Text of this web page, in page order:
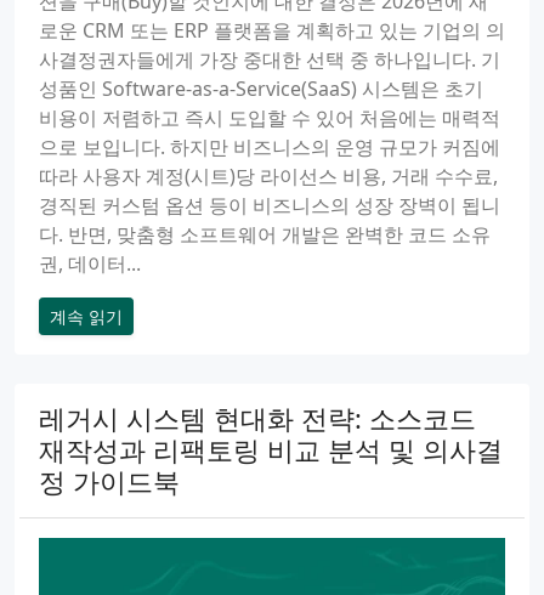
로운 CRM 또는 ERP 플랫폼을 계획하고 있는 기업의 의
사결정권자들에게 가장 중대한 선택 중 하나입니다. 기
성품인 Software-as-a-Service(SaaS) 시스템은 초기
비용이 저렴하고 즉시 도입할 수 있어 처음에는 매력적
으로 보입니다. 하지만 비즈니스의 운영 규모가 커짐에
따라 사용자 계정(시트)당 라이선스 비용, 거래 수수료,
경직된 커스텀 옵션 등이 비즈니스의 성장 장벽이 됩니
다. 반면, 맞춤형 소프트웨어 개발은 완벽한 코드 소유
권, 데이터...
계속 읽기
레거시 시스템 현대화 전략: 소스코드
재작성과 리팩토링 비교 분석 및 의사결
정 가이드북